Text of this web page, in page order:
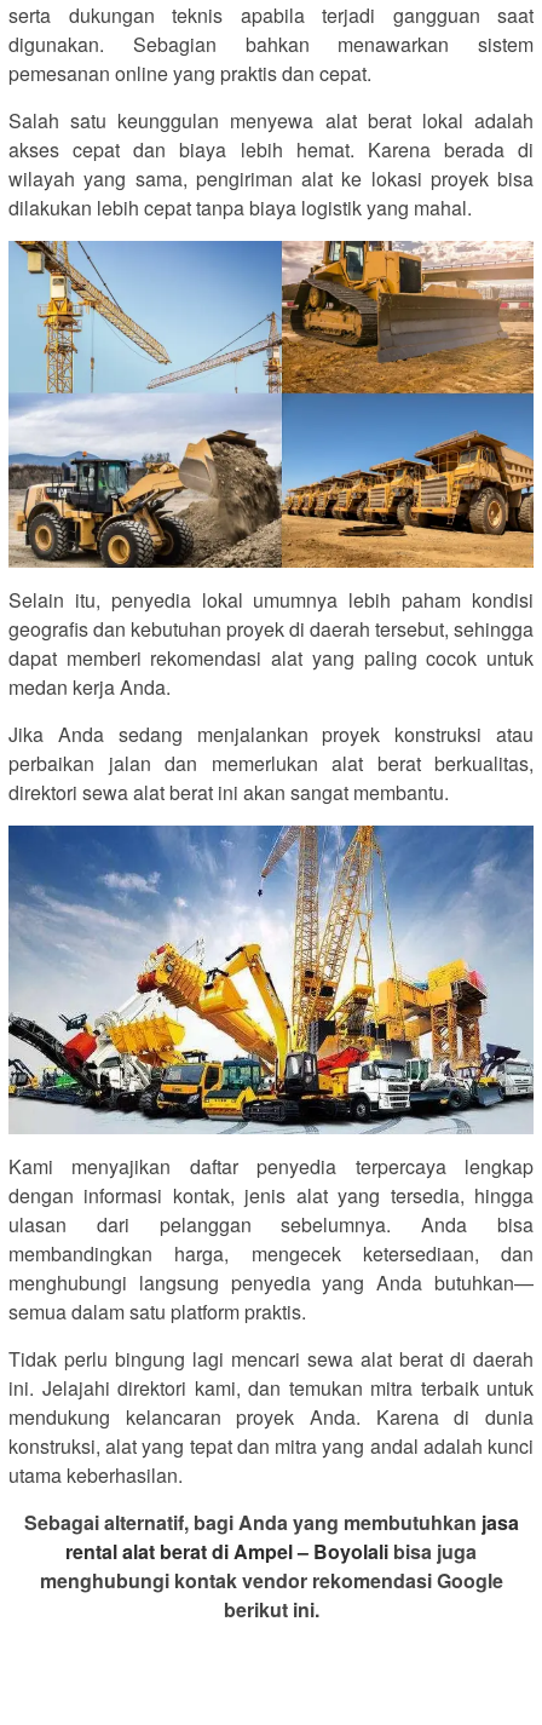
serta dukungan teknis apabila terjadi gangguan saat
digunakan. Sebagian bahkan menawarkan sistem
pemesanan online yang praktis dan cepat.
Salah satu keunggulan menyewa alat berat lokal adalah
akses cepat dan biaya lebih hemat. Karena berada di
wilayah yang sama, pengiriman alat ke lokasi proyek bisa
dilakukan lebih cepat tanpa biaya logistik yang mahal.
Selain itu, penyedia lokal umumnya lebih paham kondisi
geografis dan kebutuhan proyek di daerah tersebut, sehingga
dapat memberi rekomendasi alat yang paling cocok untuk
medan kerja Anda.
Jika Anda sedang menjalankan proyek konstruksi atau
perbaikan jalan dan memerlukan alat berat berkualitas,
direktori sewa alat berat ini akan sangat membantu.
Kami menyajikan daftar penyedia terpercaya lengkap
dengan informasi kontak, jenis alat yang tersedia, hingga
ulasan dari pelanggan sebelumnya. Anda bisa
membandingkan harga, mengecek ketersediaan, dan
menghubungi langsung penyedia yang Anda butuhkan—
semua dalam satu platform praktis.
Tidak perlu bingung lagi mencari sewa alat berat di daerah
ini. Jelajahi direktori kami, dan temukan mitra terbaik untuk
mendukung kelancaran proyek Anda. Karena di dunia
konstruksi, alat yang tepat dan mitra yang andal adalah kunci
utama keberhasilan.
Sebagai alternatif, bagi Anda yang membutuhkan jasa
rental alat berat di Ampel – Boyolali bisa juga
menghubungi kontak vendor rekomendasi Google
berikut ini.